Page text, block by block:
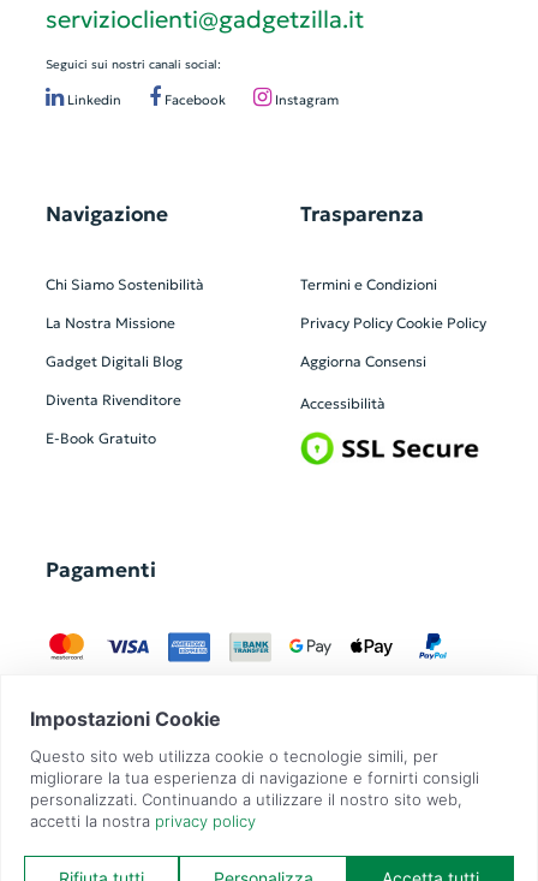
servizioclienti@gadgetzilla.it
Seguici sui nostri canali social:
Linkedin Facebook Instagram
Navigazione
Chi Siamo Sostenibilità
La Nostra Missione
Gadget Digitali Blog
Diventa Rivenditore
E-Book Gratuito
Trasparenza
Termini e Condizioni
Privacy Policy Cookie Policy
Aggiorna Consensi
Accessibilità
Pagamenti
GadgetZilla è un Brand di Overbi S.r.l.| realizzato conContit | © 2026 Tutti
i diritti riservati | P.IVA: 09351560967